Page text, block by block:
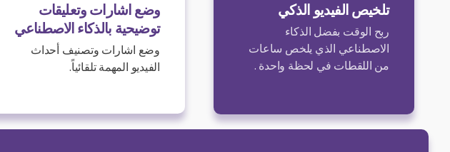
تلخيص الفيديو الذكي
ربح الوقت بفضل الذكاء
الاصطناعي الذي يلخص ساعات
من اللقطات في لحظة واحدة .
وضع اشارات وتعليقات
توضيحية بالذكاء الاصطناعي
وضع اشارات وتصنيف أحداث
الفيديو المهمة تلقائياً.